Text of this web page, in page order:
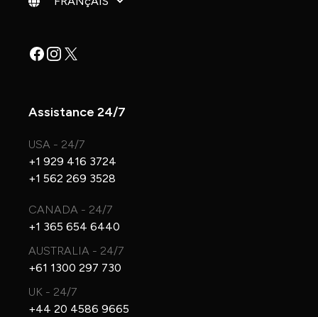
Facebook
Instagram
X
Assistance 24/7
USA - 24/7
+1 929 416 3724
+1 562 269 3528
CANADA - 24/7
+1 365 654 6440
AUSTRALIA - 24/7
+61 1300 297 730
UK - 24/7
+44 20 4586 9665